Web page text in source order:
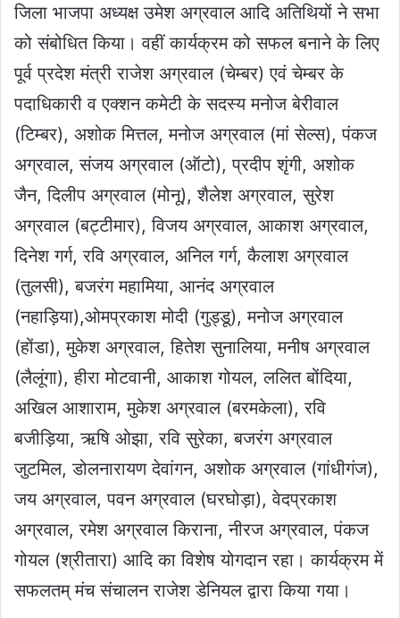
जिला भाजपा अध्यक्ष उमेश अग्रवाल आदि अतिथियों ने सभा
को संबोधित किया। वहीं कार्यक्रम को सफल बनाने के लिए
पूर्व प्रदेश मंत्री राजेश अग्रवाल (चेम्बर) एवं चेम्बर के
पदाधिकारी व एक्शन कमेटी के सदस्य मनोज बेरीवाल
(टिम्बर), अशोक मित्तल, मनोज अग्रवाल (मां सेल्स), पंकज
अग्रवाल, संजय अग्रवाल (ऑटो), प्रदीप शृंगी, अशोक
जैन, दिलीप अग्रवाल (मोनू), शैलेश अग्रवाल, सुरेश
अग्रवाल (बट्टीमार), विजय अग्रवाल, आकाश अग्रवाल,
दिनेश गर्ग, रवि अग्रवाल, अनिल गर्ग, कैलाश अग्रवाल
(तुलसी), बजरंग महामिया, आनंद अग्रवाल
(नहाड़िया),ओमप्रकाश मोदी (गुड्डू), मनोज अग्रवाल
(होंडा), मुकेश अग्रवाल, हितेश सुनालिया, मनीष अग्रवाल
(लैलूंगा), हीरा मोटवानी, आकाश गोयल, ललित बोंदिया,
अखिल आशाराम, मुकेश अग्रवाल (बरमकेला), रवि
बजीड़िया, ऋषि ओझा, रवि सुरेका, बजरंग अग्रवाल
जुटमिल, डोलनारायण देवांगन, अशोक अग्रवाल (गांधीगंज),
जय अग्रवाल, पवन अग्रवाल (घरघोड़ा), वेदप्रकाश
अग्रवाल, रमेश अग्रवाल किराना, नीरज अग्रवाल, पंकज
गोयल (श्रीतारा) आदि का विशेष योगदान रहा। कार्यक्रम में
सफलतम् मंच संचालन राजेश डेनियल द्वारा किया गया।